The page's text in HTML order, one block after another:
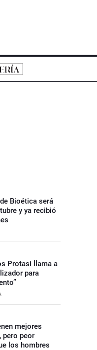
Bioética será
y ya recibió
Protasi llama a
para
mejores
pero peor
los hombres